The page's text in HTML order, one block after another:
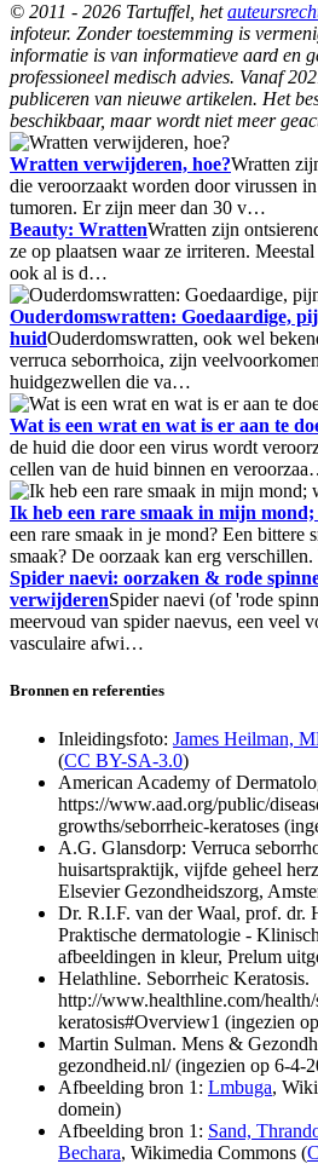
© 2011 - 2026 Tartuffel, het
infoteur. Zonder toestemming is
informatie is van informatieve aard en
professioneel medisch advies. Vanaf
publiceren van nieuwe artikelen. Het
beschikbaar, maar wordt niet meer
Wratten verwijderen, hoe?Wratten
die veroorzaakt worden door virussen
tumoren. Er zijn meer dan 30 v…
Beauty: WrattenWratten zijn
ze op plaatsen waar ze irriteren.
ook al is d…
Ouderdomswratten: Goedaardige,
huidOuderdomswratten, ook wel
verruca seborrhoica, zijn
huidgezwellen die va…
Wat is een wrat en wat is er aan te
de huid die door een virus wordt
cellen van de huid binnen en
Ik heb een rare smaak in mijn
een rare smaak in je mond? Een bittere
smaak? De oorzaak kan erg
Spider naevi: oorzaken & rode
verwijderenSpider naevi (of 'rode
meervoud van spider naevus, een veel
vasculaire afwi…
Bronnen en referenties
Inleidingsfoto: James Heilman,
(CC BY-SA-3.0)
American Academy of
https://www.aad.org/public/
growths/seborrheic-keratoses
A.G. Glansdorp: Verruca
huisartspraktijk, vijfde geheel
Elsevier Gezondheidszorg,
Dr. R.I.F. van der Waal, prof. dr.
Praktische dermatologie -
afbeeldingen in kleur, Prelum
Helathline. Seborrheic Keratosis.
http://www.healthline.com/
keratosis#Overview1 (ingezien
Martin Sulman. Mens &
gezondheid.nl/ (ingezien op 6-4-
Afbeelding bron 1: Lmbuga,
domein)
Afbeelding bron 1: Sand,
Bechara, Wikimedia Commons (